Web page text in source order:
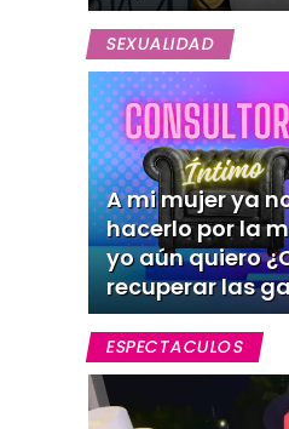
SEXUALIDAD
A mi mujer ya
hacerlo por la
yo aún quiero
recuperar las
ESPECTACULOS